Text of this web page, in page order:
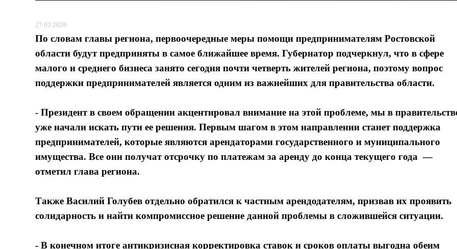
27.03.2020
По словам главы региона, первоочередные меры помощи предпринимателям Ростовской
области будут предприняты в самое ближайшее время. Губернатор подчеркнул, что в сфере
малого и среднего бизнеса занято сегодня почти четверть жителей региона, поэтому вопрос
поддержки предпринимателей является одним из важнейших для правительства области.
- Президент в своем обращении акцентировал внимание на этой проблеме, мы в
уже начали искать пути ее решения. Первым шагом в этом направлении станет поддержка
предпринимателей, которые являются арендаторами государственного и муниципального
имущества. Все они получат отсрочку по платежам за аренду до конца текущего года —
отметил глава региона.
Также Василий Голубев отдельно обратился к частным арендодателям, призвав их проявить
солидарность и найти компромиссное решение данной проблемы в сложившейся ситуации.
- В конечном итоге антикризисная корректировка ставок и сроков оплаты выгодна обеим